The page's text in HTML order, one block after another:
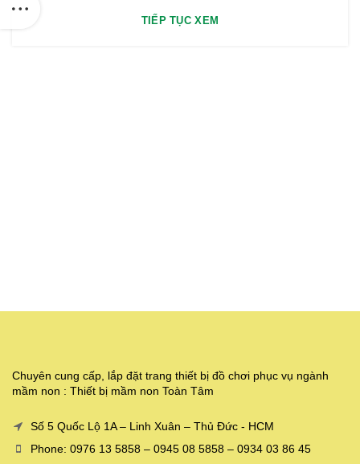
TIẾP TỤC XEM
Chuyên cung cấp, lắp đặt trang thiết bị đồ chơi phục vụ ngành
mầm non : Thiết bị mầm non Toàn Tâm
Số 5 Quốc Lộ 1A – Linh Xuân – Thủ Đức - HCM
Phone: 0976 13 5858 – 0945 08 5858 – 0934 03 86 45